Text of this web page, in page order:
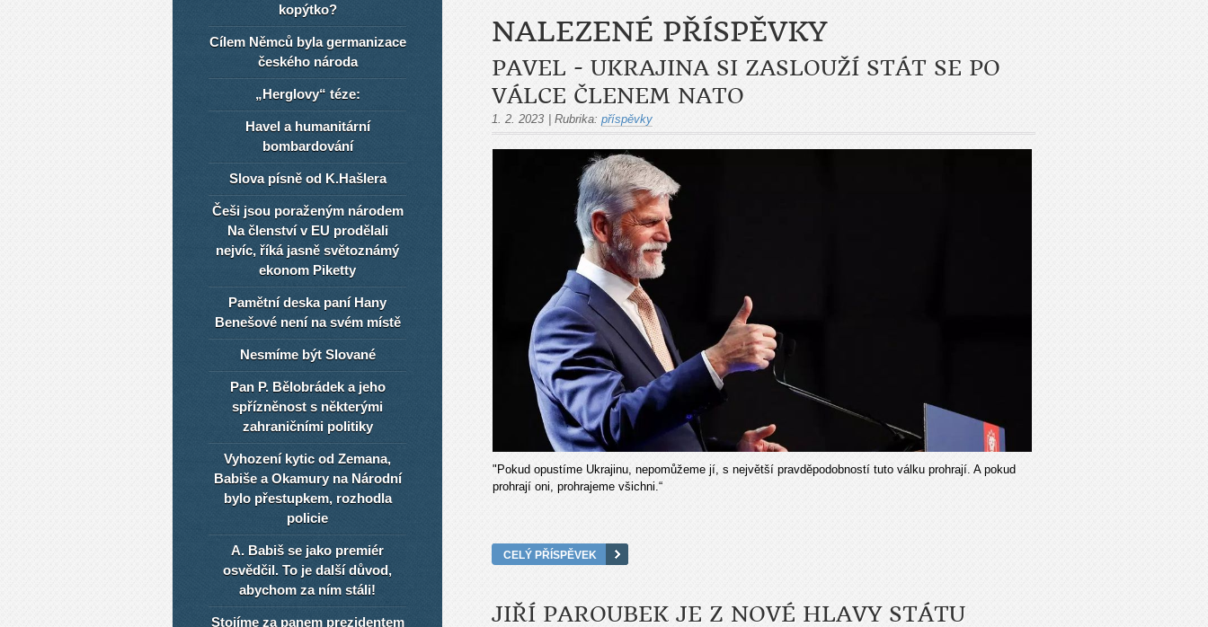
NALEZENÉ PŘÍSPĚVKY
PAVEL - UKRAJINA SI ZASLOUŽÍ STÁT SE PO
VÁLCE ČLENEM NATO
1. 2. 2023 Rubrika: příspěvky
"Pokud opustíme Ukrajinu, nepomůžeme jí, s největší pravděpodobností tuto válku prohrají. A pokud
prohrají oni, prohrajeme všichni.“
CELÝ PŘÍSPĚVEK
JIŘÍ PAROUBEK JE Z NOVÉ HLAVY STÁTU
kopýtko?
Cílem Němců byla germanizace
českého národa
„Herglovy“ téze:
Havel a humanitární
bombardování
Slova písně od K.Hašlera
Češi jsou poraženým národem
Na členství v EU prodělali
nejvíc, říká jasně světoznámý
ekonom Piketty
Pamětní deska paní Hany
Benešové není na svém místě
Nesmíme být Slované
Pan P. Bělobrádek a jeho
spřízněnost s některými
zahraničními politiky
Vyhození kytic od Zemana,
Babiše a Okamury na Národní
bylo přestupkem, rozhodla
policie
A. Babiš se jako premiér
osvědčil. To je další důvod,
abychom za ním stáli!
Stojíme za panem prezidentem